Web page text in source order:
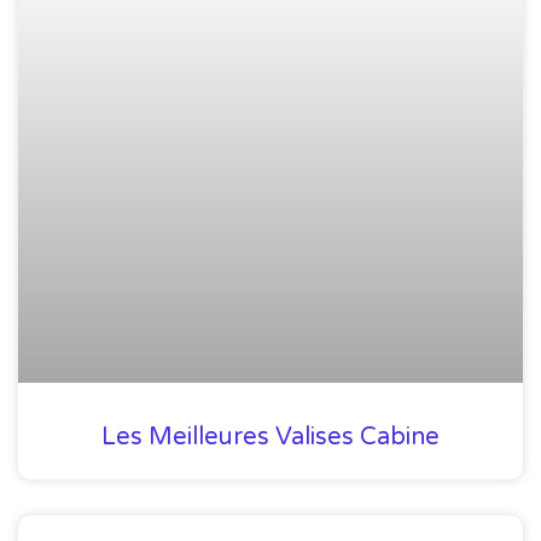
Les Meilleures Valises Cabine